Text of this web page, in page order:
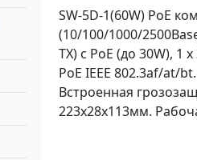
SW-5D-1(60W) PoE
(10/100/1000/
TX) с PoE (до 30W), 1
PoE IEEE 802.3af/at/
Встроенная
223x28x113мм.